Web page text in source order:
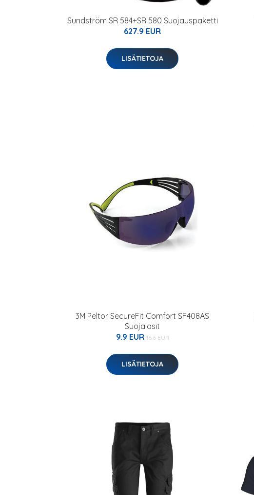
Sundström SR 584+SR 580 Suojauspaketti
627.9 EUR
LISÄTIETOJA
3M Peltor SecureFit Comfort SF408AS
Suojalasit
9.9 EUR 16.6 EUR
LISÄTIETOJA